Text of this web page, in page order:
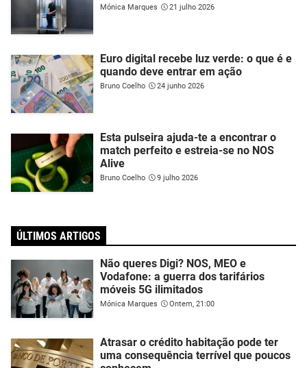
Mónica Marques 21 julho 2026
Euro digital recebe luz verde: o que é e
quando deve entrar em ação
Bruno Coelho 24 junho 2026
Esta pulseira ajuda-te a encontrar o
match perfeito e estreia-se no NOS
Alive
Bruno Coelho 9 julho 2026
ÚLTIMOS ARTIGOS
Não queres Digi? NOS, MEO e
Vodafone: a guerra dos tarifários
móveis 5G ilimitados
Mónica Marques Ontem, 21:00
Atrasar o crédito habitação pode ter
uma consequência terrível que poucos